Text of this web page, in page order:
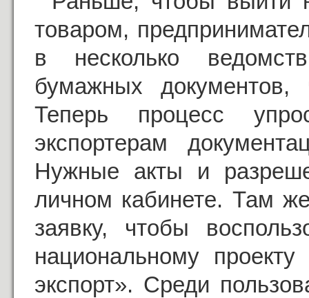
товаром,
в несколько
бумажных
Теперь процесс
экспортерам
Нужные акты и
личном кабинете. Там
заявку, чтобы
национальному
экспорт». Среди